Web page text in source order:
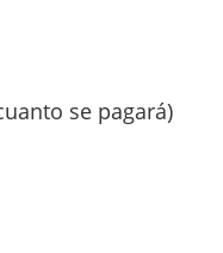
se pagará)